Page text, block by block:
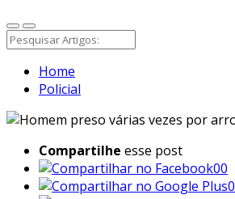
Home
Policial
Compartilhe esse post
00